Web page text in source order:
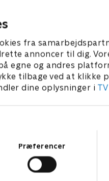
fra
annoncer til dig.
egne og andres
tilbage ved at klikke
dine oplysninger i
Præferencer
Star Wars: Visions
Serier • 1 sæsoner